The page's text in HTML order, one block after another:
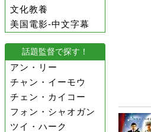
文化教養
美国電影-中文字幕
話題監督で探す！
アン・リー
チャン・イーモウ
チェン・カイコー
フォン・シャオガン
ツイ・ハーク